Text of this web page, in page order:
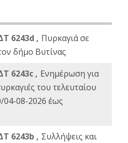
6243d , Πυρκαγιά σε
δήμο Βυτίνας
6243c , Ενημέρωση για
του τελευταίου
08-2026 έως
6243b , Συλλήψεις και